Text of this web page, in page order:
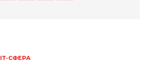
ІТ-СФЕРА